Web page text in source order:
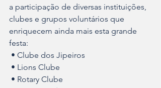
a participação de diversas instituições,
clubes e grupos voluntários que
enriquecem ainda mais esta grande
festa:
• Clube dos Jipeiros
• Lions Clube
• Rotary Clube